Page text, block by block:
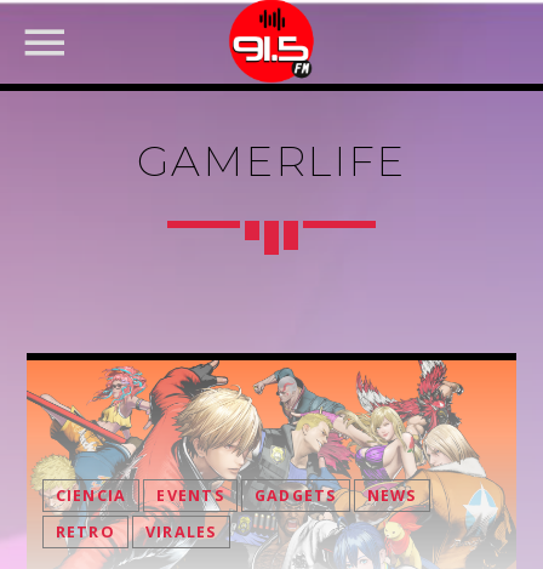
FACEBOOK
GAMERLIFE
CIENCIA EVENTS GADGETS
NEWS
RETRO
VIRALES